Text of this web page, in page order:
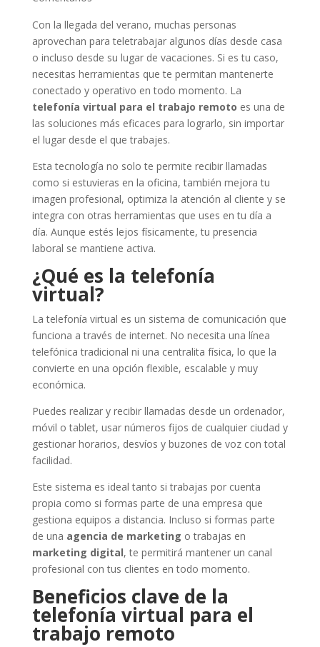
Con la llegada del verano, muchas personas
aprovechan para teletrabajar algunos días desde casa
o incluso desde su lugar de vacaciones. Si es tu caso,
necesitas herramientas que te permitan mantenerte
conectado y operativo en todo momento. La
telefonía virtual para el trabajo remoto es una de
las soluciones más eficaces para lograrlo, sin importar
el lugar desde el que trabajes.
Esta tecnología no solo te permite recibir llamadas
como si estuvieras en la oficina, también mejora tu
imagen profesional, optimiza la atención al cliente y se
integra con otras herramientas que uses en tu día a
día. Aunque estés lejos físicamente, tu presencia
laboral se mantiene activa.
¿Qué es la telefonía
virtual?
La telefonía virtual es un sistema de comunicación que
funciona a través de internet. No necesita una línea
telefónica tradicional ni una centralita física, lo que la
convierte en una opción flexible, escalable y muy
económica.
Puedes realizar y recibir llamadas desde un ordenador,
móvil o tablet, usar números fijos de cualquier ciudad y
gestionar horarios, desvíos y buzones de voz con total
facilidad.
Este sistema es ideal tanto si trabajas por cuenta
propia como si formas parte de una empresa que
gestiona equipos a distancia. Incluso si formas parte
de una agencia de marketing o trabajas en
marketing digital, te permitirá mantener un canal
profesional con tus clientes en todo momento.
Beneficios clave de la
telefonía virtual para el
trabajo remoto